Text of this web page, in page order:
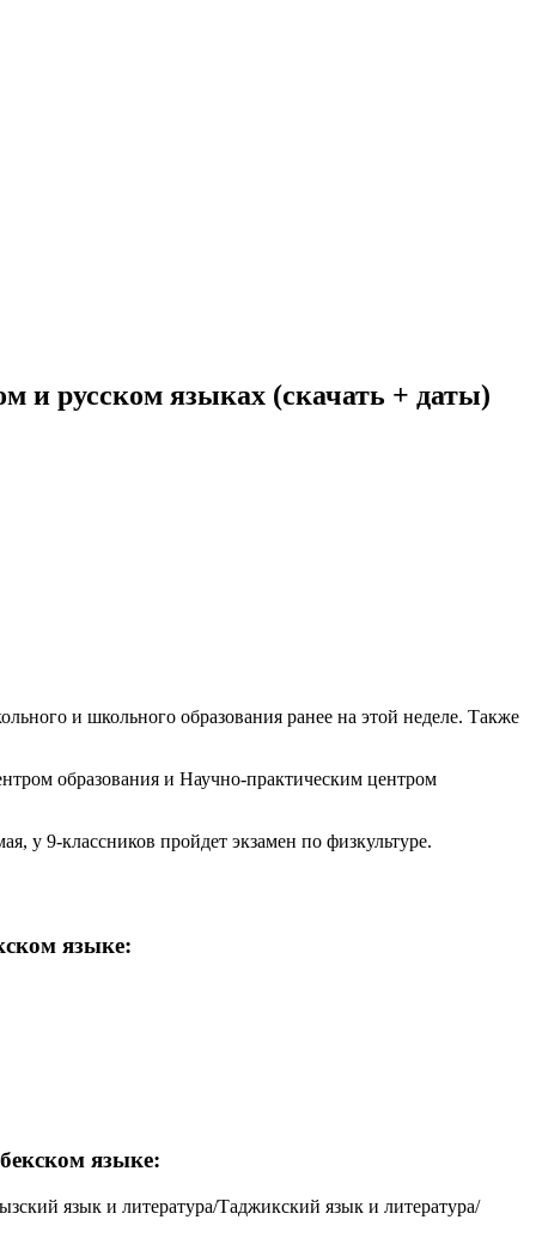
и русском языках (скачать + даты)
и школьного образования ранее на этой неделе. Также
образования и Научно-практическим центром
у 9-классников пройдет экзамен по физкультуре.
языке:
языке:
язык и литература/Таджикский язык и литература/